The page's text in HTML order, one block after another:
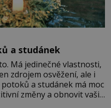
a studánek
Má jedinečné vlastnosti,
zdrojem osvěžení, ale i
a studánek má moc
změny a obnovit vaši